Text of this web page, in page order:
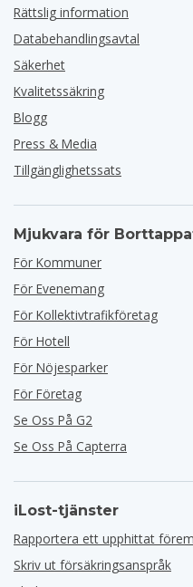
Rättslig information
Databehandlingsavtal
Säkerhet
Kvalitetssäkring
Blogg
Press & Media
Tillgänglighetssats
Mjukvara för
För Kommuner
För Evenemang
För Kollektivtrafikföretag
För Hotell
För Nöjesparker
För Företag
Se Oss På G2
Se Oss På Capterra
iLost-tjänster
Rapportera ett upphittat
Skriv ut försäkringsanspråk